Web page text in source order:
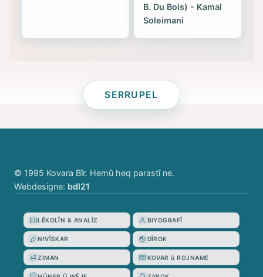
B. Du Bois) - Kamal
Soleimani
SERRUPEL
© 1995 Kovara Bîr. Hemû heq parastî ne.
Webdesigne: bdl21
LÊKOLÎN & ANALÎZ BIYOGRAFÎ
NIVÎSKAR DÎROK
ZIMAN KOVAR û ROJNAME